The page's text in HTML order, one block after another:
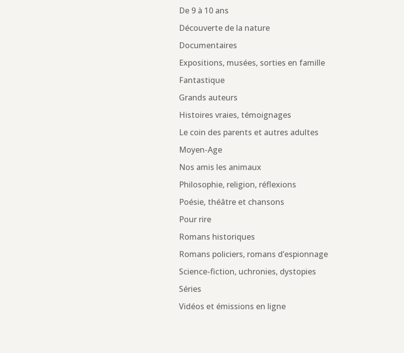
De 9 à 10 ans
Découverte de la nature
Documentaires
Expositions, musées, sorties en famille
Fantastique
Grands auteurs
Histoires vraies, témoignages
Le coin des parents et autres adultes
Moyen-Age
Nos amis les animaux
Philosophie, religion, réflexions
Poésie, théâtre et chansons
Pour rire
Romans historiques
Romans policiers, romans d’espionnage
Science-fiction, uchronies, dystopies
Séries
Vidéos et émissions en ligne